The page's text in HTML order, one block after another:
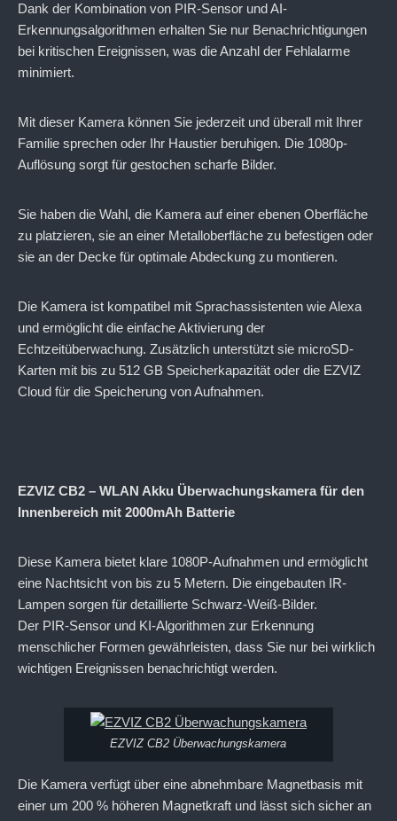
Dank der Kombination von PIR-Sensor und AI-
Erkennungsalgorithmen erhalten Sie nur Benachrichtigungen
bei kritischen Ereignissen, was die Anzahl der Fehlalarme
minimiert.
Mit dieser Kamera können Sie jederzeit und überall mit Ihrer
Familie sprechen oder Ihr Haustier beruhigen. Die 1080p-
Auflösung sorgt für gestochen scharfe Bilder.
Sie haben die Wahl, die Kamera auf einer ebenen Oberfläche
zu platzieren, sie an einer Metalloberfläche zu befestigen oder
sie an der Decke für optimale Abdeckung zu montieren.
Die Kamera ist kompatibel mit Sprachassistenten wie Alexa
und ermöglicht die einfache Aktivierung der
Echtzeitüberwachung. Zusätzlich unterstützt sie microSD-
Karten mit bis zu 512 GB Speicherkapazität oder die EZVIZ
Cloud für die Speicherung von Aufnahmen.
EZVIZ CB2 – WLAN Akku Überwachungskamera für den
Innenbereich mit 2000mAh Batterie
Diese Kamera bietet klare 1080P-Aufnahmen und ermöglicht
eine Nachtsicht von bis zu 5 Metern. Die eingebauten IR-
Lampen sorgen für detaillierte Schwarz-Weiß-Bilder.
Der PIR-Sensor und KI-Algorithmen zur Erkennung
menschlicher Formen gewährleisten, dass Sie nur bei wirklich
wichtigen Ereignissen benachrichtigt werden.
EZVIZ CB2 Überwachungskamera
Die Kamera verfügt über eine abnehmbare Magnetbasis mit
einer um 200 % höheren Magnetkraft und lässt sich sicher an